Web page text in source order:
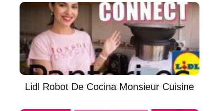
Lidl Robot De Cocina Monsieur Cuisine